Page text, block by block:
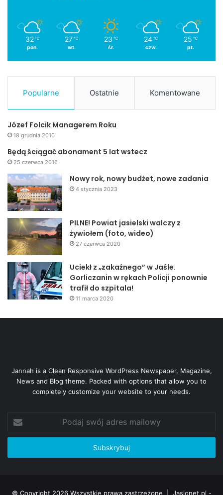
32 ℃
pon.
27 ℃
wt.
23 ℃
śr.
24 ℃
czw.
25 ℃
pt.
Popularne Ostatnie Komentowane
Józef Folcik Managerem Roku
18 grudnia 2010
Będą ściągać abonament 5 lat wstecz
25 czerwca 2016
Nowy rok, nowy budżet, nowe zadania
4 stycznia 2023
PILNE! Powiat jasielski walczy z
żywiołem (foto, wideo)
27 czerwca 2020
Uciekł z „zakaźnego” w Jaśle.
Gorliczanin w rękach Policji ponownie
trafił do szpitala!
11 marca 2020
Jannah is a Clean Responsive WordPress Newspaper, Magazine,
News and Blog theme. Packed with options that allow you to
completely customize your website to your needs.
swój
adres
© Copyright 2026 Wszystkie prawa zastrzeżone | Jaslonet.pl -